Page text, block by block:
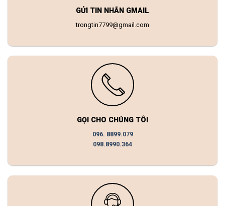
GỬI TIN NHẮN GMAIL
trongtin7799@gmail.com
GỌI CHO CHÚNG TÔI
096. 8899.079
098.8990.364